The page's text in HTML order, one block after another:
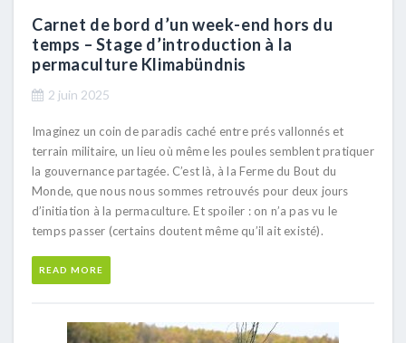
Carnet de bord d’un week-end hors du
temps – Stage d’introduction à la
permaculture Klimabündnis
2 juin 2025
Imaginez un coin de paradis caché entre prés vallonnés et
terrain militaire, un lieu où même les poules semblent pratiquer
la gouvernance partagée. C’est là, à la Ferme du Bout du
Monde, que nous nous sommes retrouvés pour deux jours
d’initiation à la permaculture. Et spoiler : on n’a pas vu le
temps passer (certains doutent même qu’il ait existé).
READ MORE